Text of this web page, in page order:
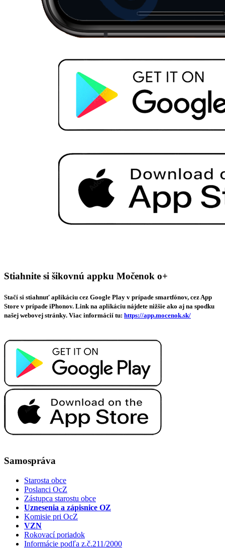
Stiahnite si šikovnú appku Močenok o+
Stačí si stiahnuť aplikáciu cez Google Play v prípade smartfónov, cez App
Store v prípade iPhonov. Link na aplikáciu nájdete nižšie ako aj na spodku
našej webovej stránky. Viac informácií tu: https://app.mocenok.sk/
Samospráva
Starosta obce
Poslanci OcZ
Zástupca starostu obce
Uznesenia a zápisnice OZ
Komisie pri OcZ
VZN
Rokovací poriadok
Informácie podľa z.č.211/2000